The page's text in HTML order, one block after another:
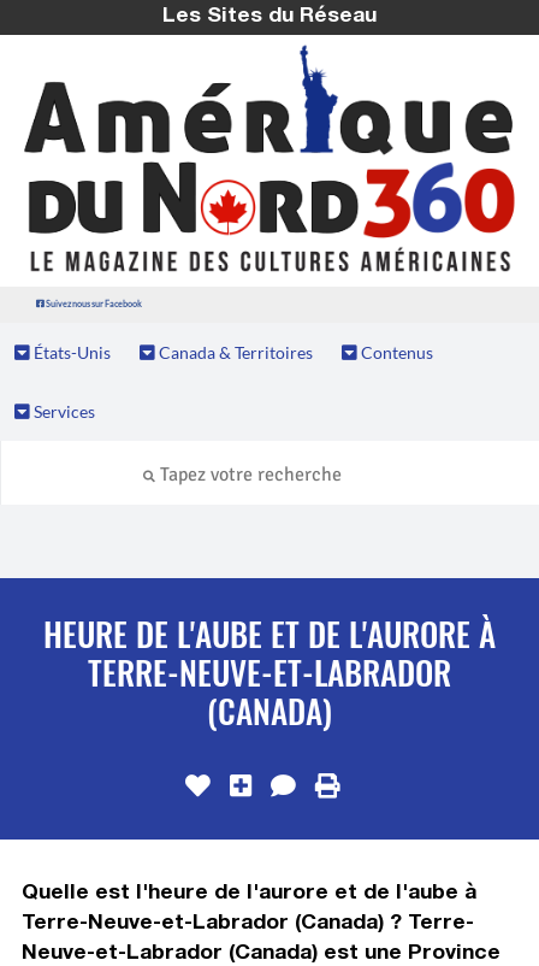
Les Sites du Réseau
Suivez nous sur Facebook
États-Unis Canada & Territoires Contenus
Services
HEURE DE L'AUBE ET DE L'AURORE À
TERRE-NEUVE-ET-LABRADOR
(CANADA)
Quelle est l'heure de l'aurore et de l'aube à
Terre-Neuve-et-Labrador (Canada) ? Terre-
Neuve-et-Labrador (Canada) est une Province